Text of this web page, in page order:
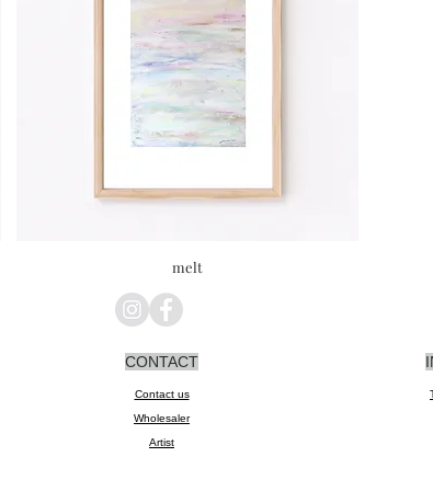
Quick View
melt
CONTACT
Contact us
Wholesaler
Artist